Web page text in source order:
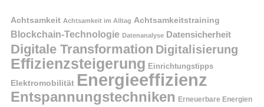
Achtsamkeit Achtsamkeit im Alltag Achtsamkeitstraining
Blockchain-Technologie Datenanalyse Datensicherheit
Digitale Transformation Digitalisierung
Effizienzsteigerung Einrichtungstipps
Elektromobilität Energieeffizienz
Entspannungstechniken Erneuerbare Energien